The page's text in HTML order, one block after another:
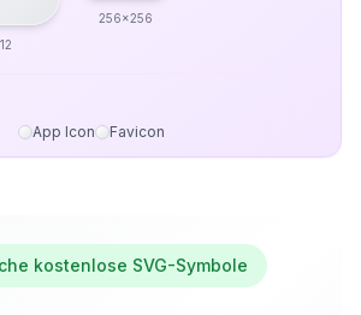
256x256
App Icon Favicon
kostenlose SVG-Symbole